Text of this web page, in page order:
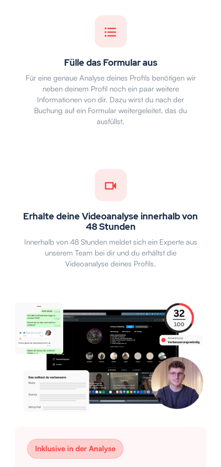
Fülle das Formular aus
Für eine genaue Analyse deines Profils benötigen wir
neben deinem Profil noch ein paar weitere
Informationen von dir. Dazu wirst du nach der
Buchung auf ein Formular weitergeleitet, das du
ausfüllst.
Erhalte deine Videoanalyse innerhalb von
48 Stunden
Innerhalb von 48 Stunden meldet sich ein Experte aus
unserem Team bei dir und du erhältst die
Videoanalyse deines Profils.
Inklusive in der Analyse